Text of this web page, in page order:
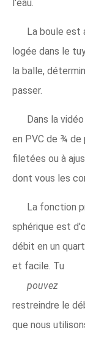
l'eau.
La boule est
logée dans le
la balle,
passer.
Dans la
en PVC de ¾ de
filetées ou à
dont vous les
La fonction
sphérique est
débit en un
et facile. Tu
pouvez
restreindre le
que nous